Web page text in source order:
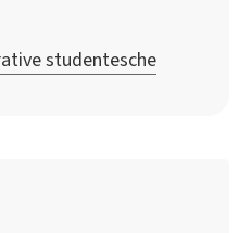
studentesche